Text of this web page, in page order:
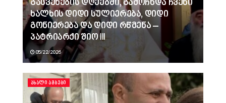
გასვენების დღეებში, გამოჩნდა ჩვენი
ხალხის დიდი სულიერება, დიდი
გონიერება და დიდი რწმენა –
პატრიარქი შიო III
05/22/2026
ᲐᲮᲐᲚᲘ ᲐᲛᲑᲔᲑᲘ